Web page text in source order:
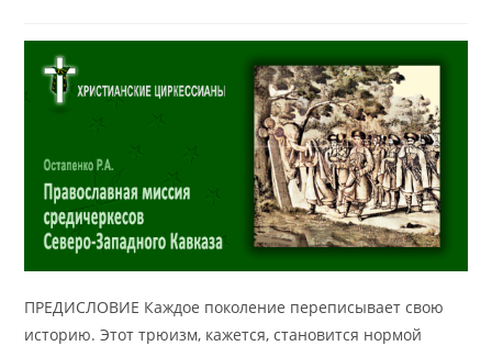
ПРЕДИСЛОВИЕ Каждое поколение переписывает свою
историю. Этот трюизм, кажется, становится нормой